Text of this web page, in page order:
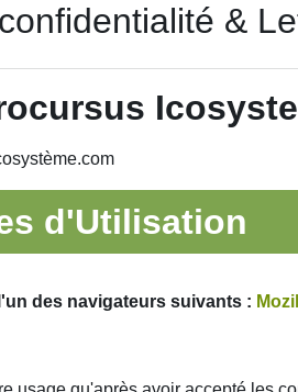
&
d'Utilisation
des navigateurs suivants :